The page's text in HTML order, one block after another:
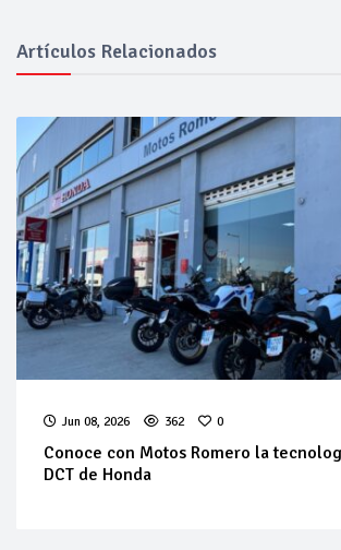
Artículos Relacionados
Jun 08, 2026 362 0
Conoce con Motos Romero la
DCT de Honda